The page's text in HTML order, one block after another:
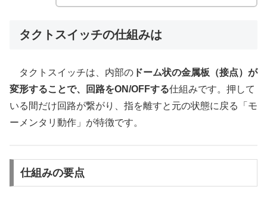
タクトスイッチの仕組みは
タクトスイッチは、内部の ドーム状の金属板（接点）が
変形することで、回路をON/OFFする仕組みです。押して
いる間だけ回路が繋がり、指を離すと元の状態に戻る「モ
ーメンタリ動作」が特徴です。
仕組みの要点